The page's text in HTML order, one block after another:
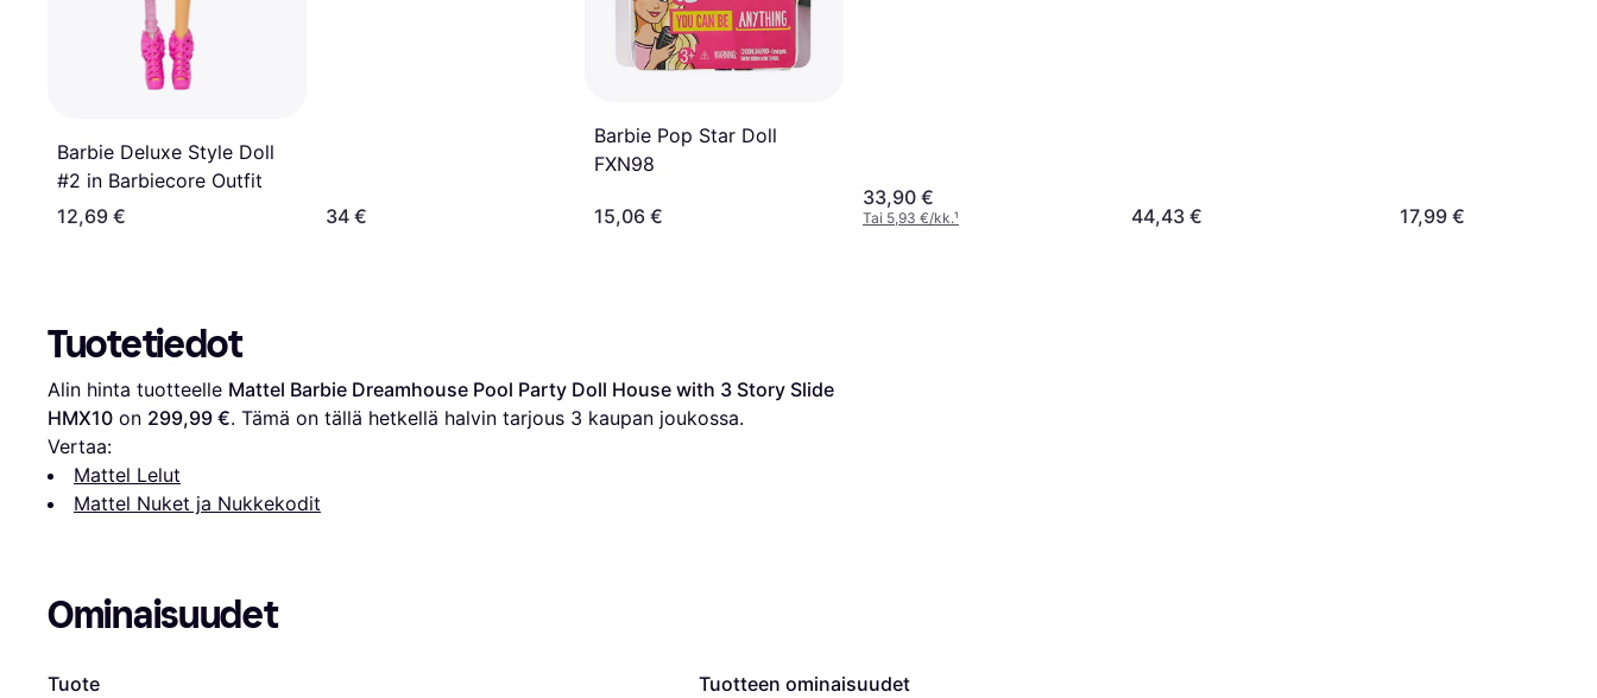
Barbie Deluxe Style Doll
#2 in Barbiecore Outfit
12,69 €
34 €
Barbie Pop Star Doll
FXN98
15,06 €
33,90 €
Tai 5,93 €/kk.¹ 44,43 € 17,99 €
Tuotetiedot
Alin hinta tuotteelle Mattel Barbie Dreamhouse Pool Party Doll House with 3 Story Slide
HMX10 on 299,99 €. Tämä on tällä hetkellä halvin tarjous 3 kaupan joukossa.
Vertaa:
Mattel Lelut
Mattel Nuket ja Nukkekodit
Ominaisuudet
Tuote Tuotteen ominaisuudet